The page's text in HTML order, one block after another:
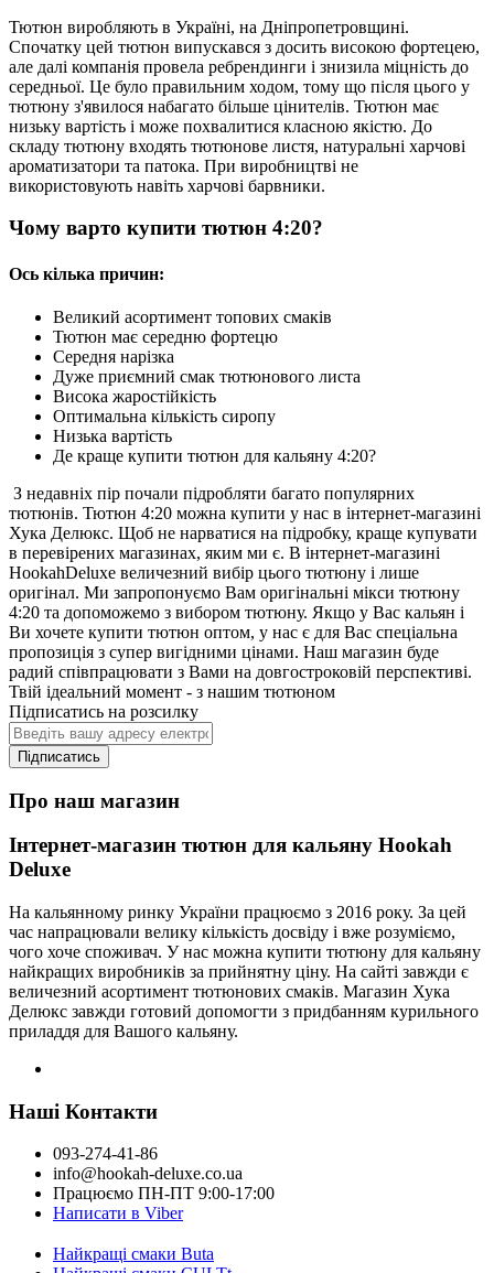
Тютюн виробляють в Україні, на Дніпропетровщині.
Спочатку цей тютюн випускався з досить високою фортецею,
але далі компанія провела ребрендинги і знизила міцність до
середньої. Це було правильним ходом, тому що після цього у
тютюну з'явилося набагато більше цінителів. Тютюн має
низьку вартість і може похвалитися класною якістю. До
складу тютюну входять тютюнове листя, натуральні харчові
ароматизатори та патока. При виробництві не
використовують навіть харчові барвники.
Чому варто купити тютюн 4:20?
Ось кілька причин:
Великий асортимент топових смаків
Тютюн має середню фортецю
Середня нарізка
Дуже приємний смак тютюнового листа
Висока жаростійкість
Оптимальна кількість сиропу
Низька вартість
Де краще купити тютюн для кальяну 4:20?
З недавніх пір почали підробляти багато популярних
тютюнів. Тютюн 4:20 можна купити у нас в інтернет-магазині
Хука Делюкс. Щоб не нарватися на підробку, краще купувати
в перевірених магазинах, яким ми є. В інтернет-магазині
HookahDeluxe величезний вибір цього тютюну і лише
оригінал. Ми запропонуємо Вам оригінальні мікси тютюну
4:20 та допоможемо з вибором тютюну. Якщо у Вас кальян і
Ви хочете купити тютюн оптом, у нас є для Вас спеціальна
пропозиція з супер вигідними цінами. Наш магазин буде
радий співпрацювати з Вами на довгостроковій перспективі.
Твій ідеальний момент - з нашим тютюном
Підписатись на розсилку
Підписатись
Про наш магазин
Інтернет-магазин тютюн для кальяну Hookah
Deluxe
На кальянному ринку України працюємо з 2016 року. За цей
час напрацювали велику кількість досвіду і вже розуміємо,
чого хоче споживач. У нас можна купити тютюну для кальяну
найкращих виробників за прийнятну ціну. На сайті завжди є
величезний асортимент тютюнових смаків. Магазин Хука
Делюкс завжди готовий допомогти з придбанням курильного
приладдя для Вашого кальяну.
Наші Контакти
093-274-41-86
info@hookah-deluxe.co.ua
Працюємо ПН-ПТ 9:00-17:00
Написати в Viber
Найкращі смаки Buta